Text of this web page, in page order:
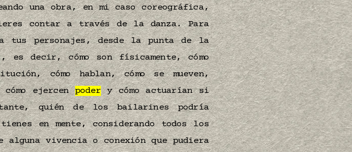
una obra, en mi caso coreográfica,
contar a través de la danza. Para
tus personajes, desde la punta de la
decir, cómo son físicamente, cómo
cómo hablan, cómo se mueven,
cómo ejercenpodery cómo actuarían si
quién de los bailarines podría
en mente, considerando todos los
vivencia o conexión que pudiera